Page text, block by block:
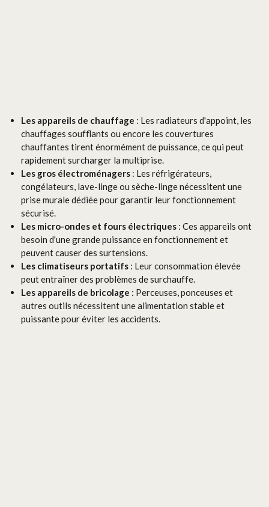
Les appareils de chauffage : Les radiateurs d'appoint, les
chauffages soufflants ou encore les couvertures
chauffantes tirent énormément de puissance, ce qui peut
rapidement surcharger la multiprise.
Les gros électroménagers : Les réfrigérateurs,
congélateurs, lave-linge ou sèche-linge nécessitent une
prise murale dédiée pour garantir leur fonctionnement
sécurisé.
Les micro-ondes et fours électriques : Ces appareils ont
besoin d'une grande puissance en fonctionnement et
peuvent causer des surtensions.
Les climatiseurs portatifs : Leur consommation élevée
peut entraîner des problèmes de surchauffe.
Les appareils de bricolage : Perceuses, ponceuses et
autres outils nécessitent une alimentation stable et
puissante pour éviter les accidents.